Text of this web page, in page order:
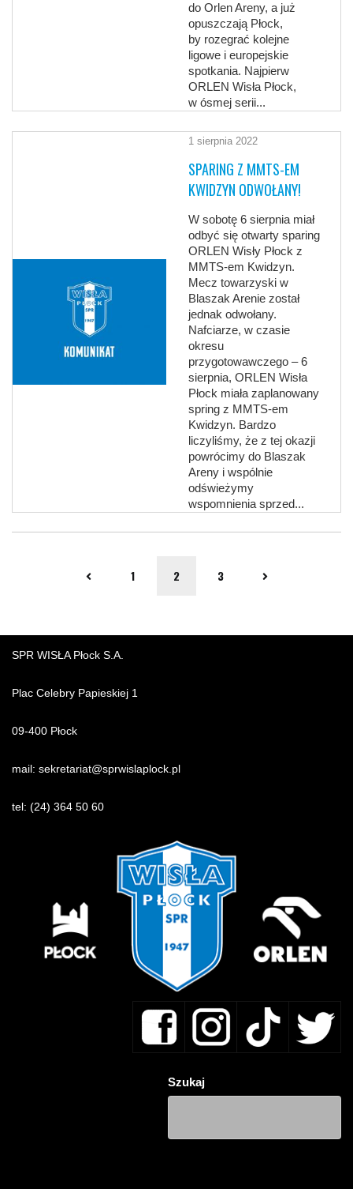
do Orlen Areny, a już
opuszczają Płock,
by rozegrać kolejne
ligowe i europejskie
spotkania. Najpierw
ORLEN Wisła Płock,
w ósmej serii...
1 sierpnia 2022
SPARING Z MMTS-EM
KWIDZYN ODWOŁANY!
W sobotę 6 sierpnia miał
odbyć się otwarty sparing
ORLEN Wisły Płock z
MMTS-em Kwidzyn.
Mecz towarzyski w
Blaszak Arenie został
jednak odwołany.
Nafciarze, w czasie
okresu
przygotowawczego – 6
sierpnia, ORLEN Wisła
Płock miała zaplanowany
spring z MMTS-em
Kwidzyn. Bardzo
liczyliśmy, że z tej okazji
powrócimy do Blaszak
Areny i wspólnie
odświeżymy
wspomnienia sprzed...
1 2 3
SPR WISŁA Płock S.A.
Plac Celebry Papieskiej 1
09-400 Płock
mail: sekretariat@sprwislaplock.pl
tel: (24) 364 50 60
Szukaj